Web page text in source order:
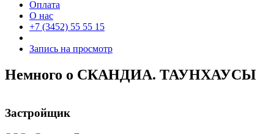
Оплата
О нас
+7 (3452) 55 55 15
Запись на просмотр
Немного о СКАНДИА. ТАУНХАУСЫ
Застройщик